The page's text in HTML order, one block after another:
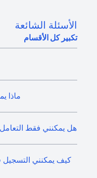
الأسئلة الشائعة
تكبير كل الأقسام
ماذا
هل يمكنني فقط